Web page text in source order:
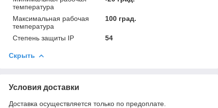
температура
Максимальная рабочая
температура
100 град.
Степень защиты IP 54
Скрыть
Условия доставки
Доставка осуществляется только по предоплате.